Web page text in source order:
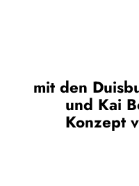
mit den
und Kai
Konzept